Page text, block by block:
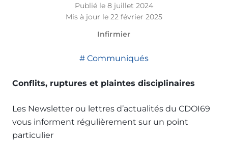
Publié le 8 juillet 2024
Mis à jour le 22 février 2025
Infirmier
Communiqués
Conflits, ruptures et plaintes disciplinaires
Les Newsletter ou lettres d’actualités du CDOI69
vous informent régulièrement sur un point
particulier